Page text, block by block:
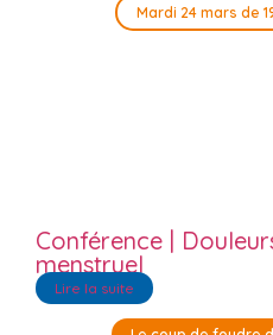
Mardi 24 mars de
Conférence |
menstruel
Lire la suite